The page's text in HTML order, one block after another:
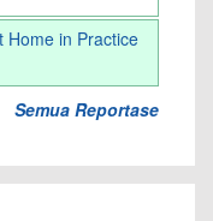
Home in Practice
Semua Reportase